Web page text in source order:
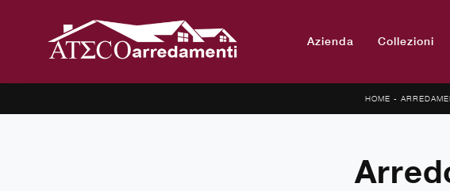
Azienda Collezioni
HOME -